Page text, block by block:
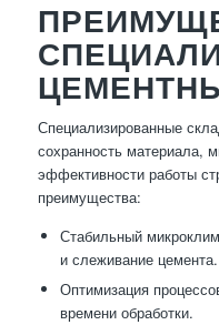
Специализированные
сохранность материала,
эффективности работы
преимущества:
Стабильный
и слеживание цемента.
Оптимизация
времени обработки.